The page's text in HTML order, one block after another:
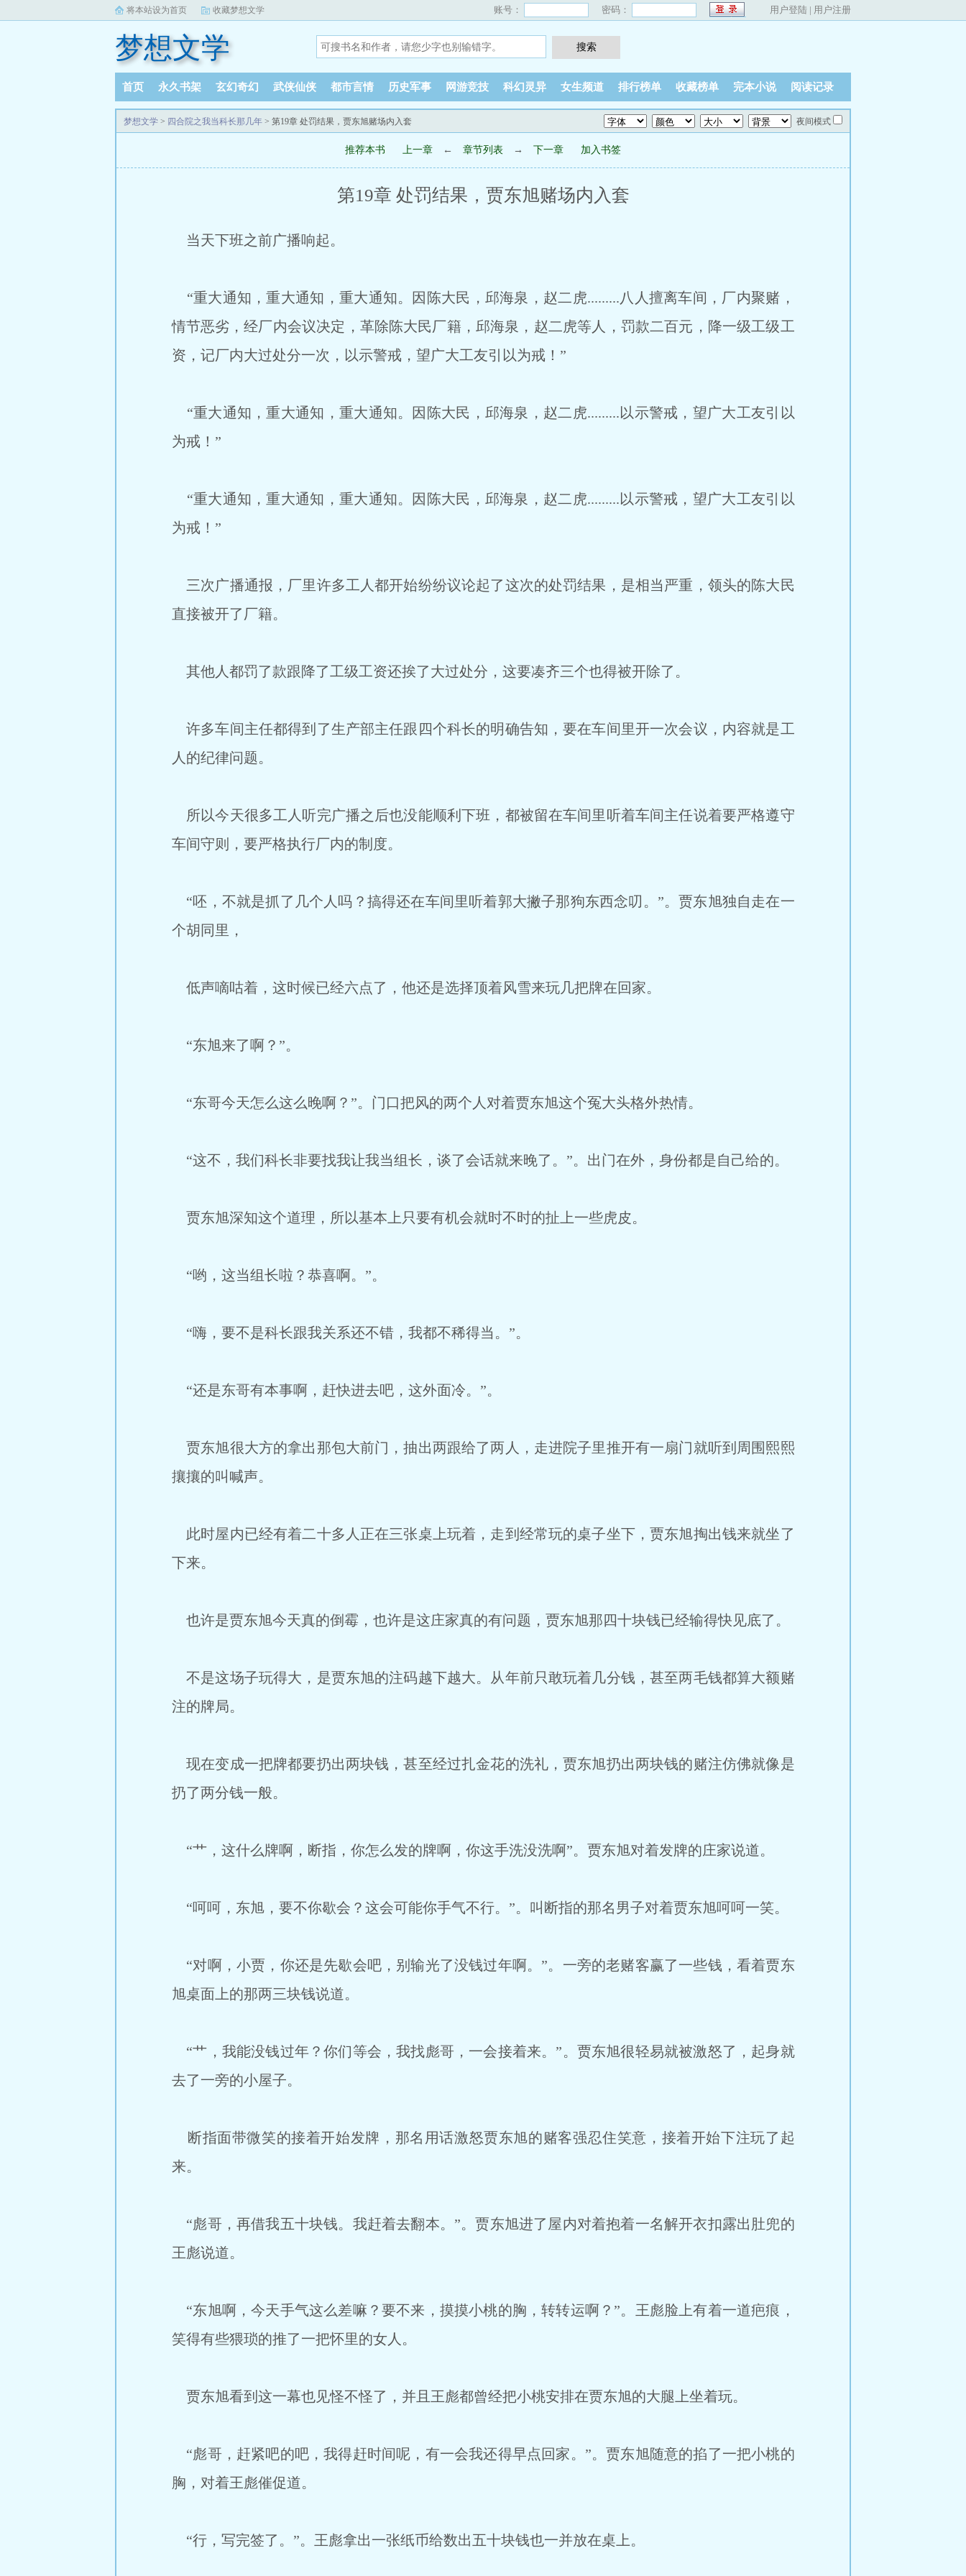
将本站设为首页 收藏梦想文学 账号： 密码： 用户登陆 | 用户注册
梦想文学
首页 永久书架 玄幻奇幻 武侠仙侠 都市言情 历史军事 网游竞技 科幻灵异 女生频道 排行榜单 收藏榜单 完本小说 阅读记录
梦想文学 > 四合院之我当科长那几年 > 第19章 处罚结果，贾东旭赌场内入套 夜间模式
推荐本书 上一章 ← 章节列表 → 下一章 加入书签
第19章 处罚结果，贾东旭赌场内入套
当天下班之前广播响起。
“重大通知，重大通知，重大通知。因陈大民，邱海泉，赵二虎.........八人擅离车间，厂内聚赌，
情节恶劣，经厂内会议决定，革除陈大民厂籍，邱海泉，赵二虎等人，罚款二百元，降一级工级工
资，记厂内大过处分一次，以示警戒，望广大工友引以为戒！”
“重大通知，重大通知，重大通知。因陈大民，邱海泉，赵二虎.........以示警戒，望广大工友引以
为戒！”
“重大通知，重大通知，重大通知。因陈大民，邱海泉，赵二虎.........以示警戒，望广大工友引以
为戒！”
三次广播通报，厂里许多工人都开始纷纷议论起了这次的处罚结果，是相当严重，领头的陈大民
直接被开了厂籍。
其他人都罚了款跟降了工级工资还挨了大过处分，这要凑齐三个也得被开除了。
许多车间主任都得到了生产部主任跟四个科长的明确告知，要在车间里开一次会议，内容就是工
人的纪律问题。
所以今天很多工人听完广播之后也没能顺利下班，都被留在车间里听着车间主任说着要严格遵守
车间守则，要严格执行厂内的制度。
“呸，不就是抓了几个人吗？搞得还在车间里听着郭大撇子那狗东西念叨。”。贾东旭独自走在一
个胡同里，
低声嘀咕着，这时候已经六点了，他还是选择顶着风雪来玩几把牌在回家。
“东旭来了啊？”。
“东哥今天怎么这么晚啊？”。门口把风的两个人对着贾东旭这个冤大头格外热情。
“这不，我们科长非要找我让我当组长，谈了会话就来晚了。”。出门在外，身份都是自己给的。
贾东旭深知这个道理，所以基本上只要有机会就时不时的扯上一些虎皮。
“哟，这当组长啦？恭喜啊。”。
“嗨，要不是科长跟我关系还不错，我都不稀得当。”。
“还是东哥有本事啊，赶快进去吧，这外面冷。”。
贾东旭很大方的拿出那包大前门，抽出两跟给了两人，走进院子里推开有一扇门就听到周围熙熙
攘攘的叫喊声。
此时屋内已经有着二十多人正在三张桌上玩着，走到经常玩的桌子坐下，贾东旭掏出钱来就坐了
下来。
也许是贾东旭今天真的倒霉，也许是这庄家真的有问题，贾东旭那四十块钱已经输得快见底了。
不是这场子玩得大，是贾东旭的注码越下越大。从年前只敢玩着几分钱，甚至两毛钱都算大额赌
注的牌局。
现在变成一把牌都要扔出两块钱，甚至经过扎金花的洗礼，贾东旭扔出两块钱的赌注仿佛就像是
扔了两分钱一般。
“艹，这什么牌啊，断指，你怎么发的牌啊，你这手洗没洗啊”。贾东旭对着发牌的庄家说道。
“呵呵，东旭，要不你歇会？这会可能你手气不行。”。叫断指的那名男子对着贾东旭呵呵一笑。
“对啊，小贾，你还是先歇会吧，别输光了没钱过年啊。”。一旁的老赌客赢了一些钱，看着贾东
旭桌面上的那两三块钱说道。
“艹，我能没钱过年？你们等会，我找彪哥，一会接着来。”。贾东旭很轻易就被激怒了，起身就
去了一旁的小屋子。
断指面带微笑的接着开始发牌，那名用话激怒贾东旭的赌客强忍住笑意，接着开始下注玩了起
来。
“彪哥，再借我五十块钱。我赶着去翻本。”。贾东旭进了屋内对着抱着一名解开衣扣露出肚兜的
王彪说道。
“东旭啊，今天手气这么差嘛？要不来，摸摸小桃的胸，转转运啊？”。王彪脸上有着一道疤痕，
笑得有些猥琐的推了一把怀里的女人。
贾东旭看到这一幕也见怪不怪了，并且王彪都曾经把小桃安排在贾东旭的大腿上坐着玩。
“彪哥，赶紧吧的吧，我得赶时间呢，有一会我还得早点回家。”。贾东旭随意的掐了一把小桃的
胸，对着王彪催促道。
“行，写完签了。”。王彪拿出一张纸币给数出五十块钱也一并放在桌上。